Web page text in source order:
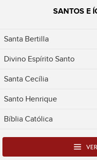
SANTOS E
Santa Bertilla
Divino Espírito Santo
Santa Cecília
Santo Henrique
Bíblia Católica